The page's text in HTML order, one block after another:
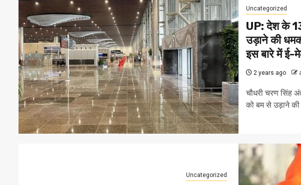
Uncategorized
UP: देश के
उड़ाने की
इस बारे में ई-
2 years ago
चौधरी चरण सिंह
को बम से उड़ाने
Uncategorized